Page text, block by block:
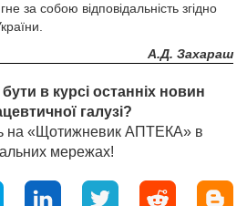
за собою відповідальність згідно
А.Д. Захараш
в курсі останніх новин
галузі?
на «Щотижневик АПТЕКА» в
мережах!